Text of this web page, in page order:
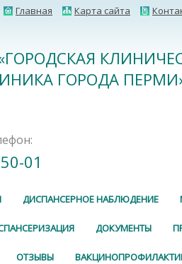
Главная Карта сайта
ГОРОДА
01
ДИСПАНСЕРНОЕ НАБЛЮДЕНИЕ
ДОКУМЕНТЫ
ОТЗЫВЫ